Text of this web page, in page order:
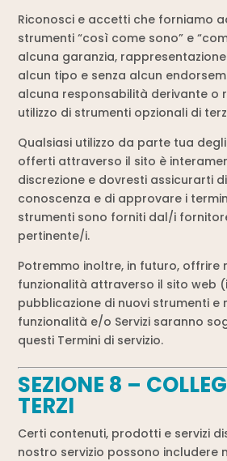
Riconosci e accetti che forniamo
strumenti “così come sono” e
alcuna garanzia,
alcun tipo e senza alcun
alcuna responsabilità derivante o
utilizzo di strumenti opzionali di
Qualsiasi utilizzo da parte tua
offerti attraverso il sito è
discrezione e dovresti assicurarti
conoscenza e di approvare i
strumenti sono forniti dal/i
pertinente/i.
Potremmo inoltre, in futuro, offrire
funzionalità attraverso il sito web
pubblicazione di nuovi strumenti e
funzionalità e/o Servizi saranno
questi Termini di servizio.
SEZIONE 8 –
TERZI
Certi contenuti, prodotti e servizi
nostro servizio possono includere